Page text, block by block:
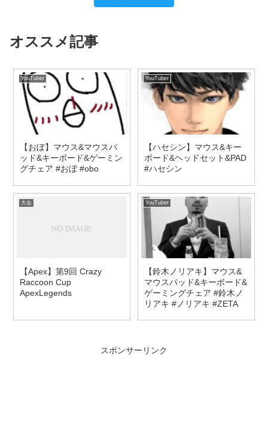
オススメ記事
YouTuber
【おぼ】マウス&マウスパ
ッド&キーボード&ゲーミン
グチェア #おぼ #obo
YouTuber
【ハセシン】マウス&キー
ボード&ヘッドセット&PAD
#ハセシン
大会
【Apex】第9回 Crazy
Raccoon Cup
ApexLegends
YouTuber
【鈴木ノリアキ】マウス&
マウスパッド&キーボード&
ゲーミングチェア #鈴木ノ
リアキ #ノリアキ #ZETA
スポンサーリンク